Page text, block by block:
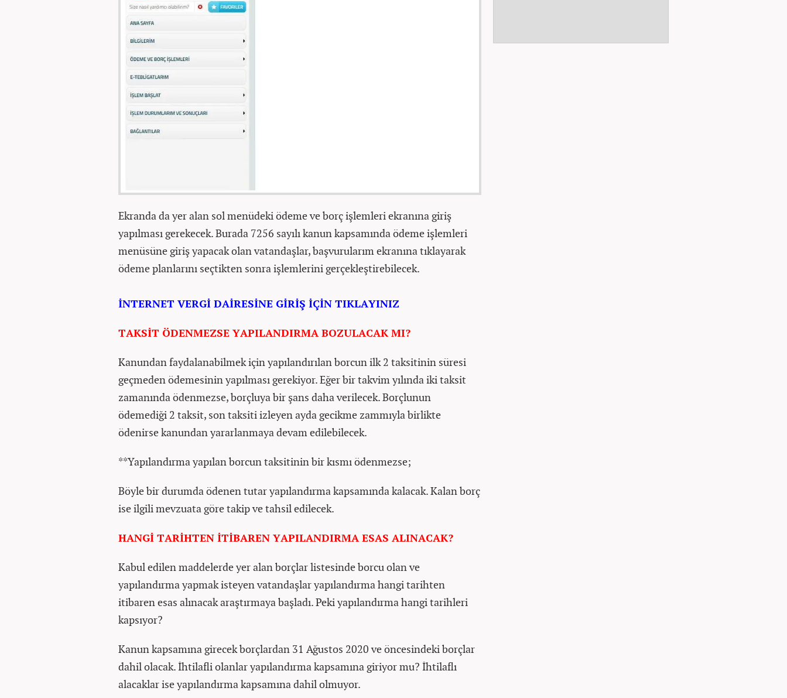
Ekranda da yer alan sol menüdeki ödeme ve borç işlemleri ekranına giriş
yapılması gerekecek. Burada 7256 sayılı kanun kapsamında ödeme işlemleri
menüsüne giriş yapacak olan vatandaşlar, başvurularım ekranına tıklayarak
ödeme planlarını seçtikten sonra işlemlerini gerçekleştirebilecek.
İNTERNET VERGİ DAİRESİNE GİRİŞ İÇİN TIKLAYINIZ
TAKSİT ÖDENMEZSE YAPILANDIRMA BOZULACAK MI?
Kanundan faydalanabilmek için yapılandırılan borcun ilk 2 taksitinin süresi
geçmeden ödemesinin yapılması gerekiyor. Eğer bir takvim yılında iki taksit
zamanında ödenmezse, borçluya bir şans daha verilecek. Borçlunun
ödemediği 2 taksit, son taksiti izleyen ayda gecikme zammıyla birlikte
ödenirse kanundan yararlanmaya devam edilebilecek.
**Yapılandırma yapılan borcun taksitinin bir kısmı ödenmezse;
Böyle bir durumda ödenen tutar yapılandırma kapsamında kalacak. Kalan borç
ise ilgili mevzuata göre takip ve tahsil edilecek.
HANGİ TARİHTEN İTİBAREN YAPILANDIRMA ESAS ALINACAK?
Kabul edilen maddelerde yer alan borçlar listesinde borcu olan ve
yapılandırma yapmak isteyen vatandaşlar yapılandırma hangi tarihten
itibaren esas alınacak araştırmaya başladı. Peki yapılandırma hangi tarihleri
kapsıyor?
Kanun kapsamına girecek borçlardan 31 Ağustos 2020 ve öncesindeki borçlar
dahil olacak. İhtilafli olanlar yapılandırma kapsamına giriyor mu? İhtilaflı
alacaklar ise yapılandırma kapsamına dahil olmuyor.